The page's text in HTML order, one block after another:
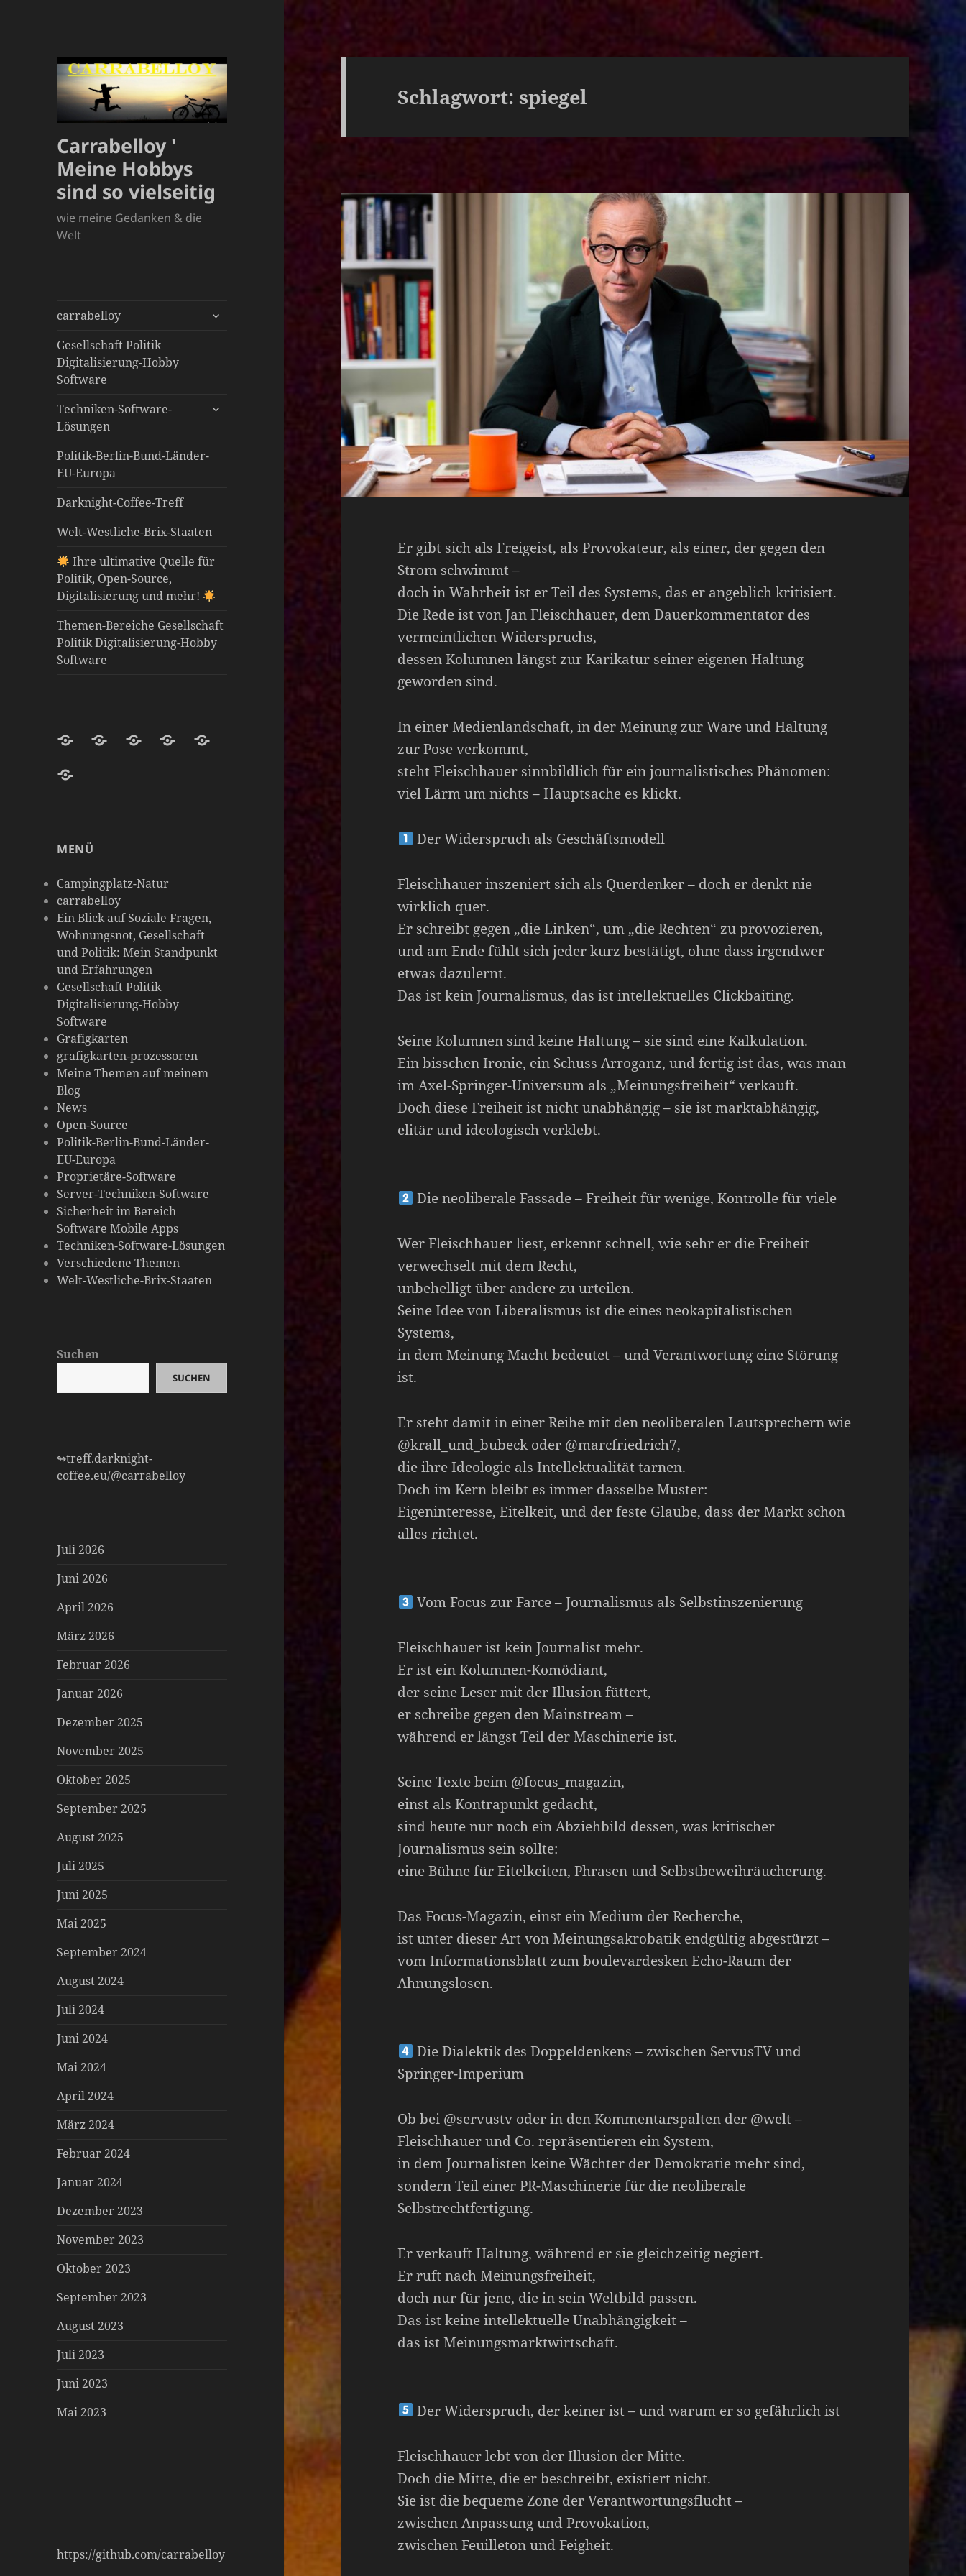
Carrabelloy '
Meine Hobbys
sind so vielseitig
wie meine Gedanken & die
Welt
carrabelloy
untermenü
Gesellschaft Politik
Digitalisierung-Hobby
Software
Techniken-Software-
Lösungen
untermenü
Politik-Berlin-Bund-Länder-
EU-Europa
Darknight-Coffee-Treff
Welt-Westliche-Brix-Staaten
Ihre ultimative Quelle für
Politik, Open-Source,
Digitalisierung und mehr!
Themen-Bereiche Gesellschaft
Politik Digitalisierung-Hobby
Software
Darknight-
Netzwerk-
Willkommen
Plattform
DarknightDarknight-Carrabelloy
meine
Gedanken
matrix-
MENÜ
Campingplatz-Natur
carrabelloy
Ein Blick auf Soziale Fragen,
Wohnungsnot, Gesellschaft
und Politik: Mein Standpunkt
und Erfahrungen
Gesellschaft Politik
Digitalisierung-Hobby
Software
Grafigkarten
grafigkarten-prozessoren
Meine Themen auf meinem
Blog
News
Open-Source
Politik-Berlin-Bund-Länder-
EU-Europa
Proprietäre-Software
Server-Techniken-Software
Sicherheit im Bereich
Software Mobile Apps
Techniken-Software-Lösungen
Verschiedene Themen
Welt-Westliche-Brix-Staaten
Suchen
SUCHEN
↬treff.darknight-
coffee.eu/@carrabelloy
Juli 2026
Juni 2026
April 2026
März 2026
Februar 2026
Januar 2026
Dezember 2025
November 2025
Oktober 2025
September 2025
August 2025
Juli 2025
Juni 2025
Mai 2025
September 2024
August 2024
Juli 2024
Juni 2024
Mai 2024
April 2024
März 2024
Februar 2024
Januar 2024
Dezember 2023
November 2023
Oktober 2023
September 2023
August 2023
Juli 2023
Juni 2023
Mai 2023
https://github.com/carrabelloy
Schlagwort:spiegel
Er gibt sich als Freigeist, als Provokateur, als einer, der gegen den
Strom schwimmt –
doch in Wahrheit ist er Teil des Systems, das er angeblich kritisiert.
Die Rede ist von Jan Fleischhauer, dem Dauerkommentator des
vermeintlichen Widerspruchs,
dessen Kolumnen längst zur Karikatur seiner eigenen Haltung
geworden sind.
In einer Medienlandschaft, in der Meinung zur Ware und Haltung
zur Pose verkommt,
steht Fleischhauer sinnbildlich für ein journalistisches Phänomen:
viel Lärm um nichts – Hauptsache es klickt.
Der Widerspruch als Geschäftsmodell
Fleischhauer inszeniert sich als Querdenker – doch er denkt nie
wirklich quer.
Er schreibt gegen „die Linken“, um „die Rechten“ zu provozieren,
und am Ende fühlt sich jeder kurz bestätigt, ohne dass irgendwer
etwas dazulernt.
Das ist kein Journalismus, das ist intellektuelles Clickbaiting.
Seine Kolumnen sind keine Haltung – sie sind eine Kalkulation.
Ein bisschen Ironie, ein Schuss Arroganz, und fertig ist das, was man
im Axel-Springer-Universum als „Meinungsfreiheit“ verkauft.
Doch diese Freiheit ist nicht unabhängig – sie ist marktabhängig,
elitär und ideologisch verklebt.
Die neoliberale Fassade – Freiheit für wenige, Kontrolle für viele
Wer Fleischhauer liest, erkennt schnell, wie sehr er die Freiheit
verwechselt mit dem Recht,
unbehelligt über andere zu urteilen.
Seine Idee von Liberalismus ist die eines neokapitalistischen
Systems,
in dem Meinung Macht bedeutet – und Verantwortung eine Störung
ist.
Er steht damit in einer Reihe mit den neoliberalen Lautsprechern wie
@krall_und_bubeck oder @marcfriedrich7,
die ihre Ideologie als Intellektualität tarnen.
Doch im Kern bleibt es immer dasselbe Muster:
Eigeninteresse, Eitelkeit, und der feste Glaube, dass der Markt schon
alles richtet.
Vom Focus zur Farce – Journalismus als Selbstinszenierung
Fleischhauer ist kein Journalist mehr.
Er ist ein Kolumnen-Komödiant,
der seine Leser mit der Illusion füttert,
er schreibe gegen den Mainstream –
während er längst Teil der Maschinerie ist.
Seine Texte beim @focus_magazin,
einst als Kontrapunkt gedacht,
sind heute nur noch ein Abziehbild dessen, was kritischer
Journalismus sein sollte:
eine Bühne für Eitelkeiten, Phrasen und Selbstbeweihräucherung.
Das Focus-Magazin, einst ein Medium der Recherche,
ist unter dieser Art von Meinungsakrobatik endgültig abgestürzt –
vom Informationsblatt zum boulevardesken Echo-Raum der
Ahnungslosen.
Die Dialektik des Doppeldenkens – zwischen ServusTV und
Springer-Imperium
Ob bei @servustv oder in den Kommentarspalten der @welt –
Fleischhauer und Co. repräsentieren ein System,
in dem Journalisten keine Wächter der Demokratie mehr sind,
sondern Teil einer PR-Maschinerie für die neoliberale
Selbstrechtfertigung.
Er verkauft Haltung, während er sie gleichzeitig negiert.
Er ruft nach Meinungsfreiheit,
doch nur für jene, die in sein Weltbild passen.
Das ist keine intellektuelle Unabhängigkeit –
das ist Meinungsmarktwirtschaft.
Der Widerspruch, der keiner ist – und warum er so gefährlich ist
Fleischhauer lebt von der Illusion der Mitte.
Doch die Mitte, die er beschreibt, existiert nicht.
Sie ist die bequeme Zone der Verantwortungsflucht –
zwischen Anpassung und Provokation,
zwischen Feuilleton und Feigheit.